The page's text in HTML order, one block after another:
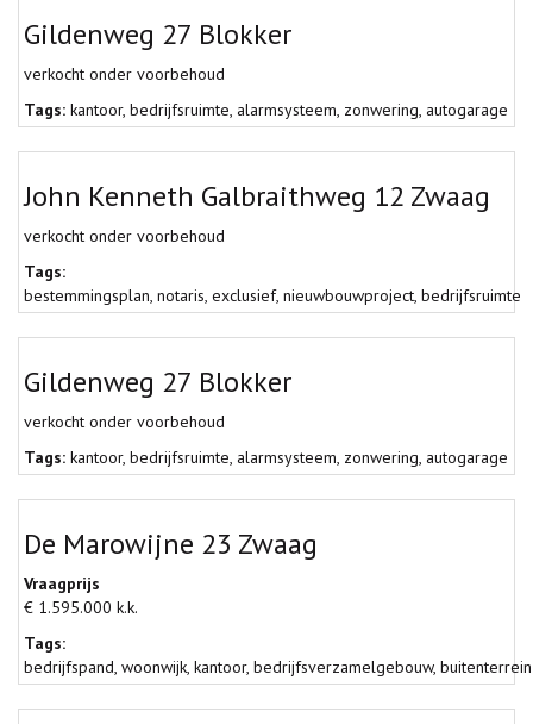
Gildenweg 27 Blokker
verkocht onder voorbehoud
Tags: kantoor, bedrijfsruimte, alarmsysteem, zonwering, autogarage
John Kenneth Galbraithweg 12 Zwaag
verkocht onder voorbehoud
Tags:
bestemmingsplan, notaris, exclusief, nieuwbouwproject, bedrijfsruimte
Gildenweg 27 Blokker
verkocht onder voorbehoud
Tags: kantoor, bedrijfsruimte, alarmsysteem, zonwering, autogarage
De Marowijne 23 Zwaag
Vraagprijs
€ 1.595.000 k.k.
Tags:
bedrijfspand, woonwijk, kantoor, bedrijfsverzamelgebouw, buitenterrein